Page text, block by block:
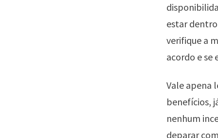
estar
verifique a
acordo e se
Vale apena
benefícios,
nenhum
deparar